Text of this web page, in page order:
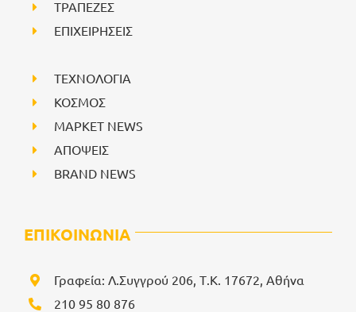
ΤΡΑΠΕΖΕΣ
ΕΠΙΧΕΙΡΗΣΕΙΣ
ΤΕΧΝΟΛΟΓΙΑ
ΚΟΣΜΟΣ
ΜΑΡΚΕΤ NEWS
ΑΠΟΨΕΙΣ
BRAND NEWS
ΕΠΙΚΟΙΝΩΝΙΑ
Γραφεία: Λ.Συγγρού 206, Τ.Κ. 17672, Αθήνα
210 95 80 876